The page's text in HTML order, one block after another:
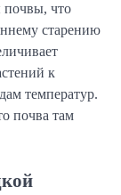
почвы, что
старению
к
температур.
почва там